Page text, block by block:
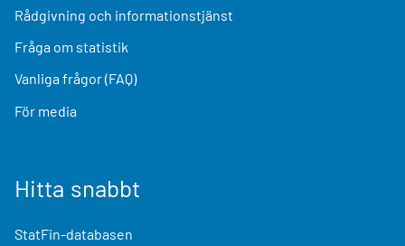
Rådgivning och informationstjänst
Fråga om statistik
Vanliga frågor (FAQ)
För media
Hitta snabbt
StatFin-databasen